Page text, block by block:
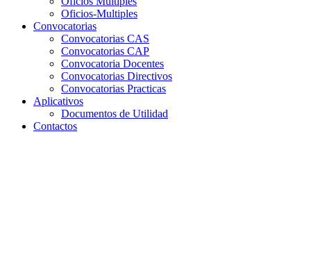
Oficios-Multiples
Convocatorias
Convocatorias CAS
Convocatorias CAP
Convocatoria Docentes
Convocatorias Directivos
Convocatorias Practicas
Aplicativos
Documentos de Utilidad
Contactos